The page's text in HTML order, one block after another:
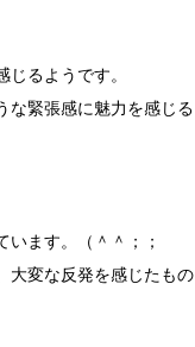
るようです。
な緊張感に魅力を感じる
ます。（＾＾；；
大変な反発を感じたもの